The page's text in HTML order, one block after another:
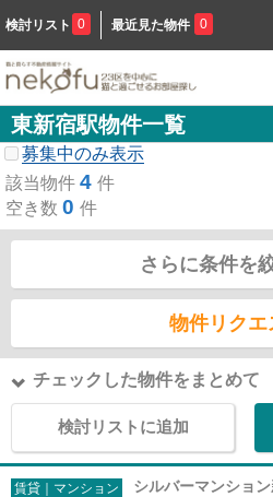
検討リスト 0 最近見た物件 0
東新宿駅物件一覧
募集中のみ表示
該当物件 4 件
空き数 0 件
さらに条件を
物件リクエ
チェックした物件をまとめて
検討リストに追加
賃貸｜マンション シルバーマンショ